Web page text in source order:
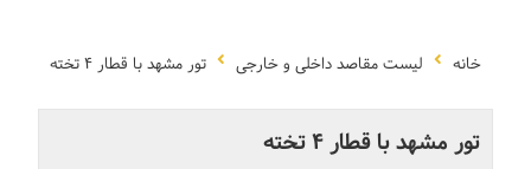
خانه لیست مقاصد داخلی و خارجی تور مشهد با قطار 4 تخته
تور مشهد با قطار 4 تخته